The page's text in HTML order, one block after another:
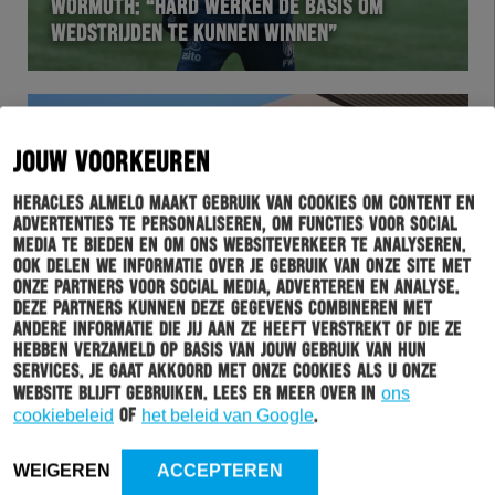
JOUW VOORKEUREN
Heracles Almelo maakt gebruik van cookies om content en
advertenties te personaliseren, om functies voor social
media te bieden en om ons websiteverkeer te analyseren.
Ook delen we informatie over je gebruik van onze site met
onze partners voor social media, adverteren en analyse.
Deze partners kunnen deze gegevens combineren met
andere informatie die jij aan ze heeft verstrekt of die ze
hebben verzameld op basis van jouw gebruik van hun
services. Je gaat akkoord met onze cookies als u onze
website blijft gebruiken. Lees er meer over in ons
cookiebeleid of het beleid van Google.
WEIGEREN ACCEPTEREN
WORMUTH: “HARD WERKEN DE BASIS OM
WEDSTRIJDEN TE KUNNEN WINNEN”
BUSINESSCLUB 29-11-2019
DE WEDSTRIJDSPONSOR: TOTAL ALMELO &
WIERDEN